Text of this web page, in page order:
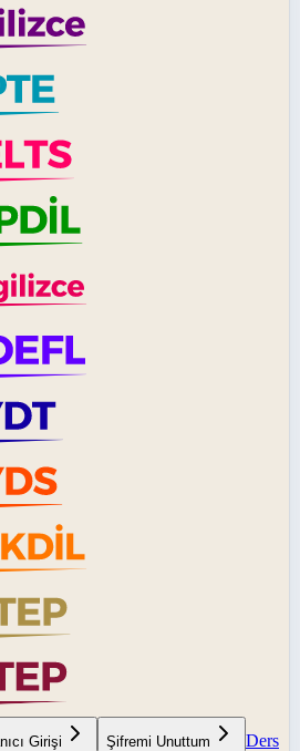
Girişi Şifremi Unuttum
Ders